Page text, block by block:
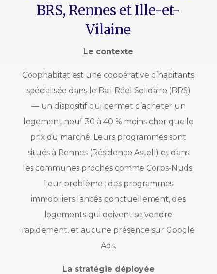
BRS, Rennes et Ille-et-
Vilaine
Le contexte
Coophabitat est une coopérative d’habitants
spécialisée dans le Bail Réel Solidaire (BRS)
— un dispositif qui permet d’acheter un
logement neuf 30 à 40 % moins cher que le
prix du marché. Leurs programmes sont
situés à Rennes (Résidence Astell) et dans
les communes proches comme Corps-Nuds.
Leur problème : des programmes
immobiliers lancés ponctuellement, des
logements qui doivent se vendre
rapidement, et aucune présence sur Google
Ads.
La stratégie déployée